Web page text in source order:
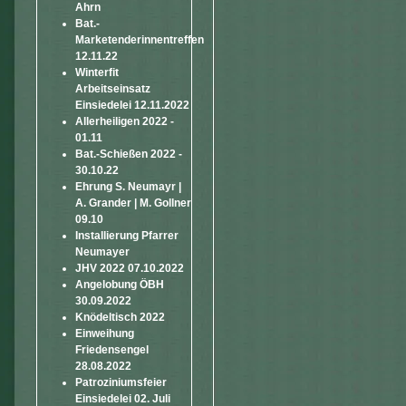
Ahrn
Bat.-
Marketenderinnentreffen
12.11.22
Winterfit
Arbeitseinsatz
Einsiedelei 12.11.2022
Allerheiligen 2022 -
01.11
Bat.-Schießen 2022 -
30.10.22
Ehrung S. Neumayr |
A. Grander | M. Gollner
09.10
Installierung Pfarrer
Neumayer
JHV 2022 07.10.2022
Angelobung ÖBH
30.09.2022
Knödeltisch 2022
Einweihung
Friedensengel
28.08.2022
Patroziniumsfeier
Einsiedelei 02. Juli